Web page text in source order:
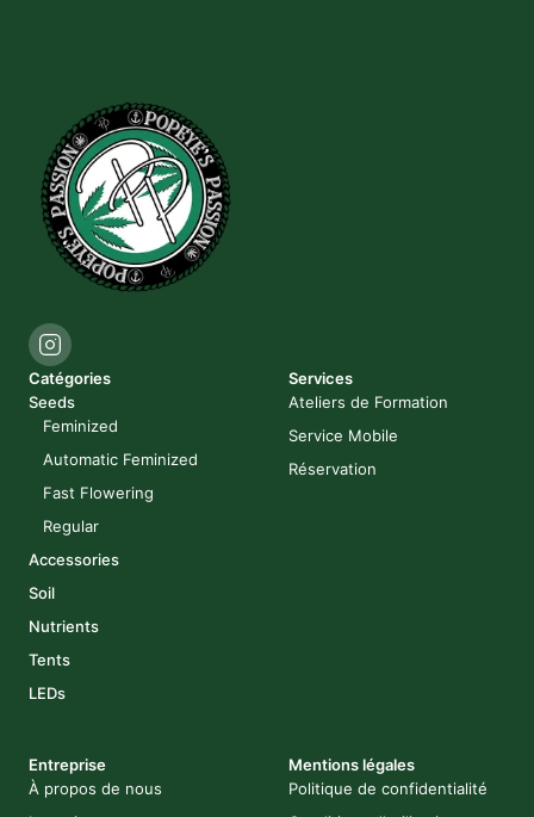
Catégories
Seeds
Feminized
Automatic Feminized
Fast Flowering
Regular
Accessories
Soil
Nutrients
Tents
LEDs
Services
Ateliers de Formation
Service Mobile
Réservation
Entreprise
À propos de nous
Mentions légales
Politique de confidentialité